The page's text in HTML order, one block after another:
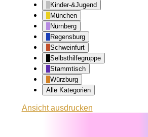
Kinder-&Jugend
München
Nürnberg
Regensburg
Schweinfurt
Selbsthilfegruppe
Stammtisch
Würzburg
Alle Kategorien
Ansichtausdrucken